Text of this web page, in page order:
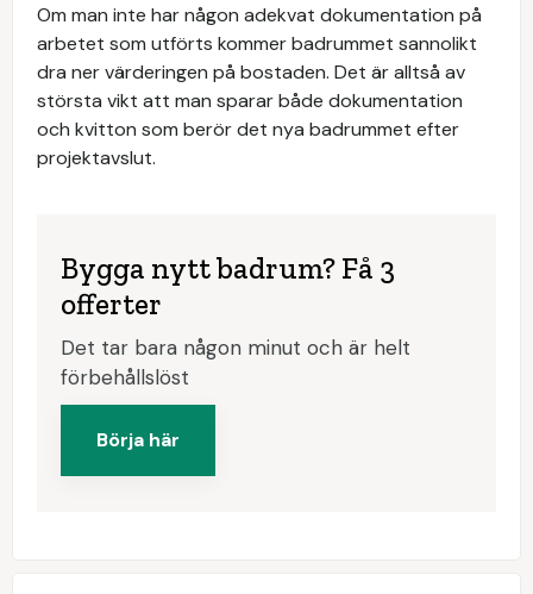
Om man inte har någon adekvat dokumentation på
arbetet som utförts kommer badrummet sannolikt
dra ner värderingen på bostaden. Det är alltså av
största vikt att man sparar både dokumentation
och kvitton som berör det nya badrummet efter
projektavslut.
Bygga nytt badrum? Få 3
offerter
Det tar bara någon minut och är helt
förbehållslöst
Börja här